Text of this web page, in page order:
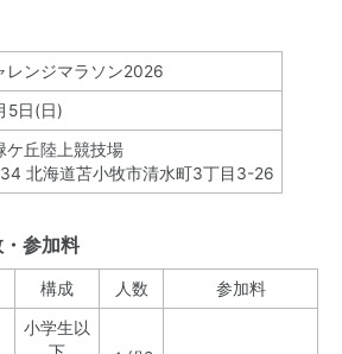
レンジマラソン2026
5日(日)
ケ丘陸上競技場
北海道苫小牧市清水町3丁目3-26
参加料
構成 人数 参加料
小学生以